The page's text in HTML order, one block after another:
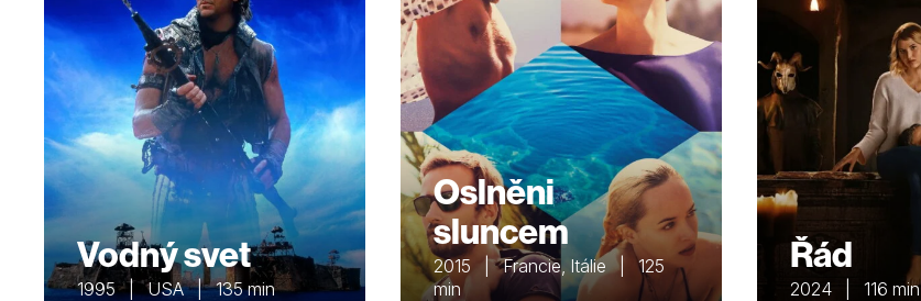
Vodný svet
1995 | USA | 135 min
Oslněni
sluncem
2015 | Francie, Itálie | 125
min
Řád
2024 | 116 min